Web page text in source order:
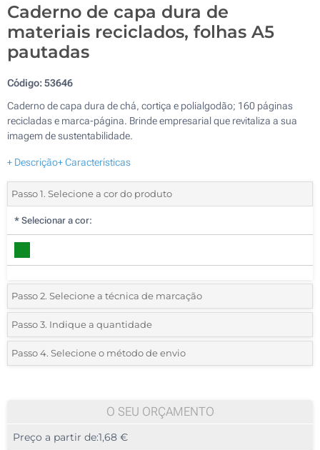
Caderno de capa dura de
materiais reciclados, folhas A5
pautadas
Código:53646
Caderno de capa dura de chá, cortiça e polialgodão; 160 páginas
recicladas e marca-página. Brinde empresarial que revitaliza a sua
imagem de sustentabilidade.
+ Descrição+ Características
Passo 1. Selecione a cor do produto
* Selecionar a cor:
Passo 2. Selecione a técnica de marcação
*Selecione o tipo de marcação e as cores do logotipo:
1 Cor (Num lado)
Passo 3. Indique a quantidade
*Quantidade mínima:25
50
Passo 4. Selecione o método de envio
O SEU ORÇAMENTO
Preço a partir de:1,68 €